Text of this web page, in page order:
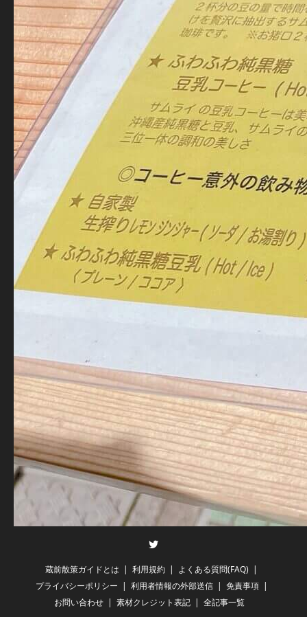
蔵前散策ガイドとは 利用規約
よくある質問(FAQ)
プライバシーポリシー
利用者情報の外部送信
免責事項
お問い合わせ
素材クレジット表記 全記事一覧